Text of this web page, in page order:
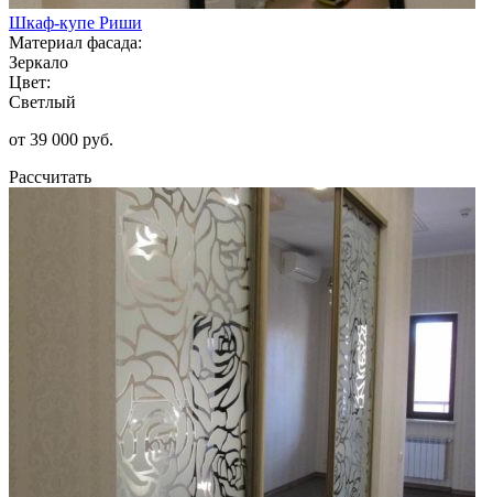
Шкаф-купе Риши
Материал фасада:
Зеркало
Цвет:
Светлый
от 39 000 руб.
Рассчитать